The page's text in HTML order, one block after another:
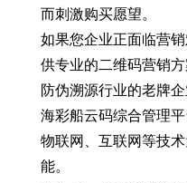
而刺激购买愿望。
如果您企业正面临营
供专业的二维码营销
防伪溯源行业的老牌
海彩船云码综合管理
物联网、互联网等技
能。